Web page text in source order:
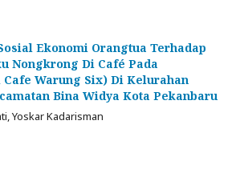
Ekonomi Orangtua Terhadap
Nongkrong Di Café Pada
Warung Six) Di Kelurahan
Bina Widya Kota Pekanbaru
Yoskar Kadarisman